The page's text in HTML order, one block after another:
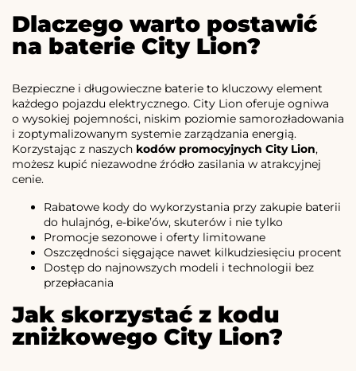
Dlaczego warto postawić
na baterie City Lion?
Bezpieczne i długowieczne baterie to kluczowy element
każdego pojazdu elektrycznego. City Lion oferuje ogniwa
o wysokiej pojemności, niskim poziomie samorozładowania
i zoptymalizowanym systemie zarządzania energią.
Korzystając z naszych kodów promocyjnych City Lion,
możesz kupić niezawodne źródło zasilania w atrakcyjnej
cenie.
Rabatowe kody do wykorzystania przy zakupie baterii
do hulajnóg, e-bike’ów, skuterów i nie tylko
Promocje sezonowe i oferty limitowane
Oszczędności sięgające nawet kilkudziesięciu procent
Dostęp do najnowszych modeli i technologii bez
przepłacania
Jak skorzystać z kodu
zniżkowego City Lion?